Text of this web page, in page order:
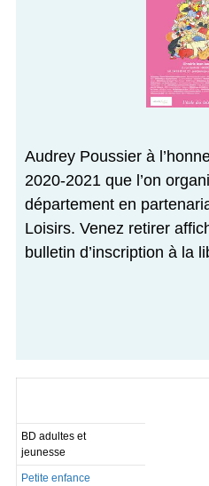
Audrey Poussier à
2020-2021 que l’on
département en
Loisirs. Venez retirer
bulletin d’inscription à la
BD adultes et
jeunesse
Petite enfance